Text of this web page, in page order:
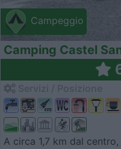
Campeggio
Camping Castel
A circa 1,7 km dal